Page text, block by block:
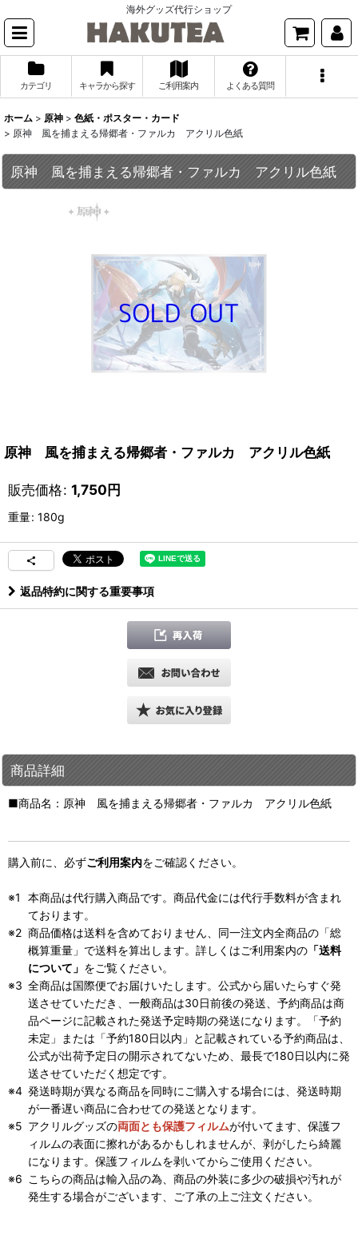
海外グッズ代行ショップ
カテゴリ キャラから探す ご利用案内 よくある質問
ホーム > 原神 > 色紙・ポスター・カード
> 原神 風を捕まえる帰郷者・ファルカ アクリル色紙
原神 風を捕まえる帰郷者・ファルカ アクリル色紙
原神 風を捕まえる帰郷者・ファルカ アクリル色紙
販売価格: 1,750円
重量: 180g
返品特約に関する重要事項
商品詳細
■商品名：原神 風を捕まえる帰郷者・ファルカ アクリル色紙
購入前に、必ずご利用案内をご確認ください。
本商品は代行購入商品です。商品代金には代行手数料が含まれ
ております。
商品価格は送料を含めておりません、同一注文内全商品の「総
概算重量」で送料を算出します。詳しくはご利用案内の 「送料
について」 をご覧ください。
全商品は国際便でお届けいたします。公式から届いたらすぐ発
送させていただき、一般商品は30日前後の発送、予約商品は商
品ページに記載された発送予定時期の発送になります。「予約
未定」または「予約180日以内」と記載されている予約商品は、
公式が出荷予定日の開示されてないため、最長で180日以内に発
送させていただく想定です。
発送時期が異なる商品を同時にご購入する場合には、発送時期
が一番遅い商品に合わせての発送となります。
アクリルグッズの両面とも保護フィルムが付いてます、保護フ
ィルムの表面に擦れがあるかもしれませんが、剥がしたら綺麗
になります。保護フィルムを剥いてからご使用ください。
こちらの商品は輸入品の為、商品の外装に多少の破損や汚れが
発生する場合がございます、ご了承の上ご注文ください。